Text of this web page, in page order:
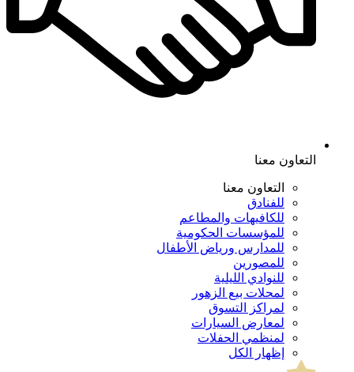
التعاون معنا
التعاون معنا
للفنادق
للكافيهات والمطاعم
للمؤسسات الحكومية
للمدارس ورياض الأطفال
للمصورين
للنوادي الليلية
لمحلات بيع الزهور
لمراكز التسوق
لمعارض السيارات
لمنظمي الحفلات
إظهار الكل